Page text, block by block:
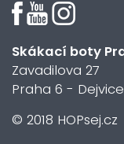
Skákací boty
Zavadilova 27
Praha 6 - Dejvice
© 2018 HOPsej.cz